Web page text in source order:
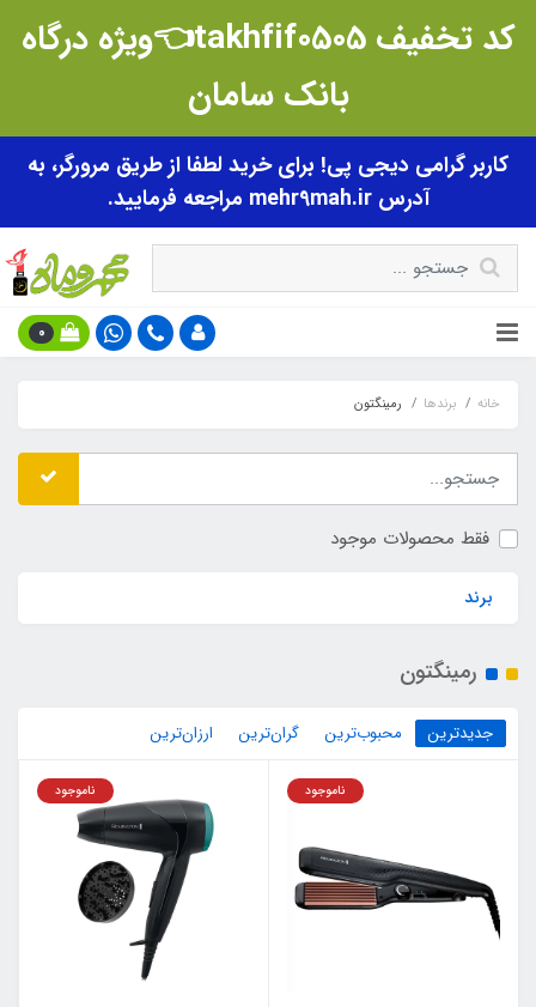
کد تخفیف takhfif0505👈ویژه درگاه
بانک سامان
کاربر گرامی دیجی پی! برای خرید لطفا از طریق مرورگر، به
آدرس mehr9mah.ir مراجعه فرمایید.
0
خانه برندها رمینگتون
فقط محصولات موجود
برند
رمینگتون
جدیدترین محبوب‌ترین گران‌ترین ارزان‌ترین
ناموجود ناموجود